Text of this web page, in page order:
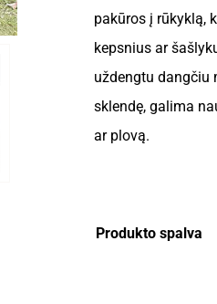
pakūros į rūkyklą,
kepsnius ar
uždengtu dangčiu
sklendę, galima
ar plovą.
Produkto spalva